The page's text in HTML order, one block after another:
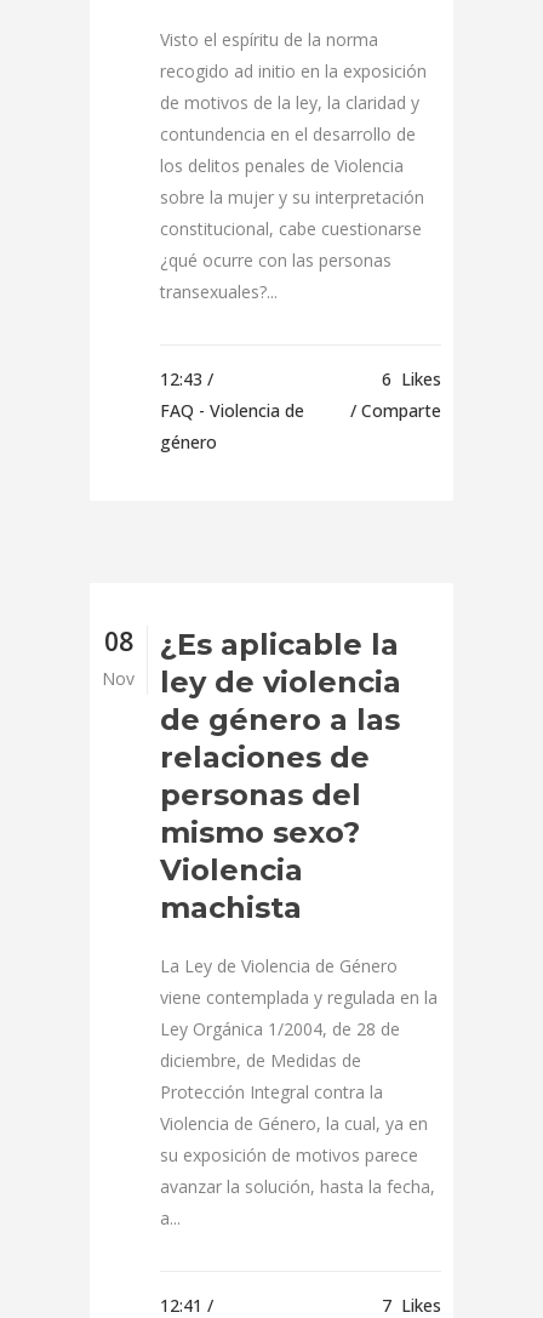
Visto el espíritu de la norma
recogido ad initio en la exposición
de motivos de la ley, la claridad y
contundencia en el desarrollo de
los delitos penales de Violencia
sobre la mujer y su interpretación
constitucional, cabe cuestionarse
¿qué ocurre con las personas
transexuales?...
12:43 /
FAQ - Violencia de
género
6 Likes
Comparte
08
Nov
¿Es aplicable la
ley de violencia
de género a las
relaciones de
personas del
mismo sexo?
Violencia
machista
La Ley de Violencia de Género
viene contemplada y regulada en la
Ley Orgánica 1/2004, de 28 de
diciembre, de Medidas de
Protección Integral contra la
Violencia de Género, la cual, ya en
su exposición de motivos parece
avanzar la solución, hasta la fecha,
a...
12:41 /
7 Likes